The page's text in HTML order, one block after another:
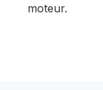
moteur.